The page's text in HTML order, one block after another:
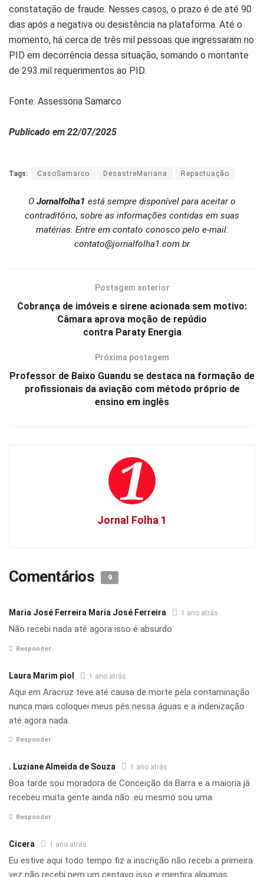
constatação de fraude. Nesses casos, o prazo é de até 90
dias após a negativa ou desistência na plataforma. Até o
momento, há cerca de três mil pessoas que ingressaram no
PID em decorrência dessa situação, somando o montante
de 293 mil requerimentos ao PID.
Fonte: Assessoria Samarco
Publicado em 22/07/2025
Tags: CasoSamarco DesastreMariana Repactuação
O Jornalfolha1 está sempre disponível para aceitar o
contraditório, sobre as informações contidas em suas
matérias. Entre em contato conosco pelo e-mail:
contato@jornalfolha1.com.br
Postagem anterior
Cobrança de imóveis e sirene acionada sem motivo:
Câmara aprova moção de repúdio
contra Paraty Energia
Próxima postagem
Professor de Baixo Guandu se destaca na formação de
profissionais da aviação com método próprio de
ensino em inglês
Jornal Folha 1
Comentários 9
Maria José Ferreira Maria José Ferreira 1 ano atrás
Não recebi nada até agora isso é absurdo
Responder
Laura Marim piol 1 ano atrás
Aqui em Aracruz teve até causa de morte pela contaminação
nunca mais coloquei meus pés nessa águas e a indenização
até agora nada.
Responder
. Luziane Almeida de Souza 1 ano atrás
Boa tarde sou moradora de Conceição da Barra e a maioria já
recebeu muita gente ainda não .eu mesmo sou uma
Responder
Cicera 1 ano atrás
Eu estive aqui todo tempo fiz a inscrição não recebi a primeira
vez não recebi nem um centavo isso e mentira algumas